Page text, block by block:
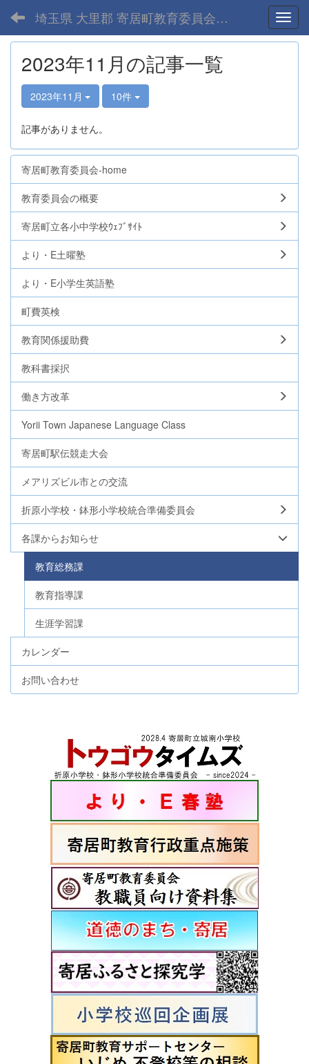
埼玉県 大里郡 寄居町教育委員会-home
2023年11月の記事一覧
2023年11月 10件
記事がありません。
寄居町教育委員会-home
教育委員会の概要
寄居町立各小中学校ｳｪﾌﾞｻｲﾄ
より・E土曜塾
より・E小学生英語塾
町費英検
教育関係援助費
教科書採択
働き方改革
Yorii Town Japanese Language Class
寄居町駅伝競走大会
メアリズビル市との交流
折原小学校・鉢形小学校統合準備委員会
各課からお知らせ
教育総務課
教育指導課
生涯学習課
カレンダー
お問い合わせ